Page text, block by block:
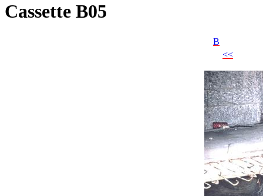
Cassette B05
B
<<